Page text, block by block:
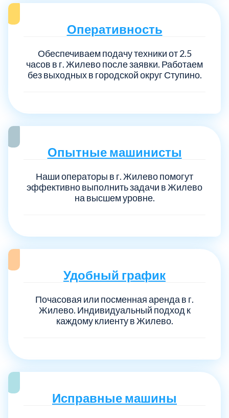
Оперативность
Обеспечиваем подачу техники от 2.5
часов в г. Жилево после заявки. Работаем
без выходных в городской округ Ступино.
Опытные машинисты
Наши операторы в г. Жилево помогут
эффективно выполнить задачи в Жилево
на высшем уровне.
Удобный график
Почасовая или посменная аренда в г.
Жилево. Индивидуальный подход к
каждому клиенту в Жилево.
Исправные машины